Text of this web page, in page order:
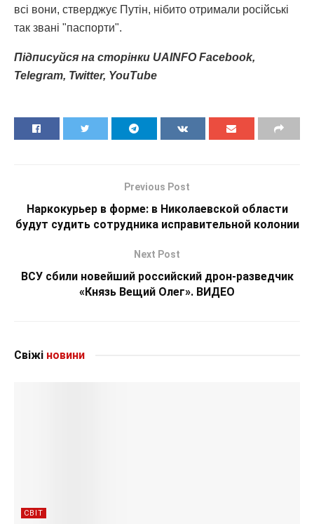
всі вони, стверджує Путін, нібито отримали російські
так звані "паспорти".
Підписуйся на сторінки UAINFO Facebook,
Telegram, Twitter, YouTube
Previous Post
Наркокурьер в форме: в Николаевской области
будут судить сотрудника исправительной колонии
Next Post
ВСУ сбили новейший российский дрон-разведчик
«Князь Вещий Олег». ВИДЕО
Свіжі новини
СВІТ